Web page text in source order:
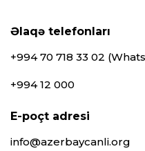
Əlaqə telefonları
+994 70 718 33 02
+994 12 000
E-poçt adresi
info@azerbaycanli.org